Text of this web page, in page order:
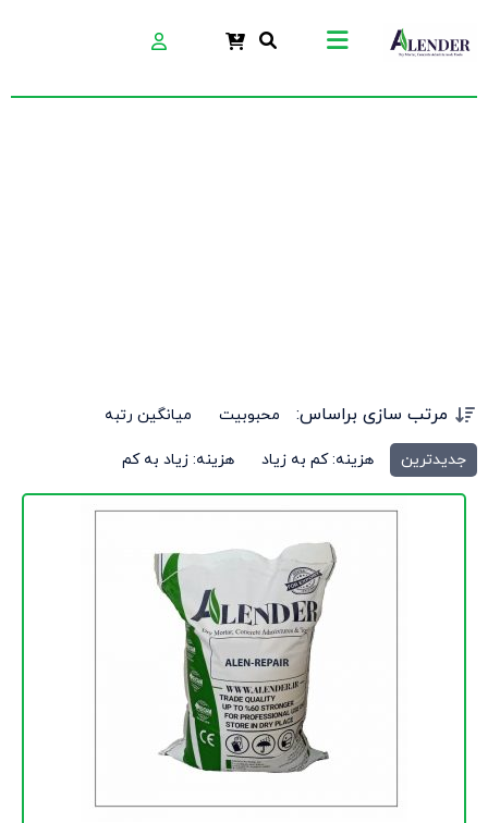
مرتب سازی براساس: محبوبیت میانگین رتبه
جدیدترین هزینه: کم به زیاد هزینه: زیاد به کم